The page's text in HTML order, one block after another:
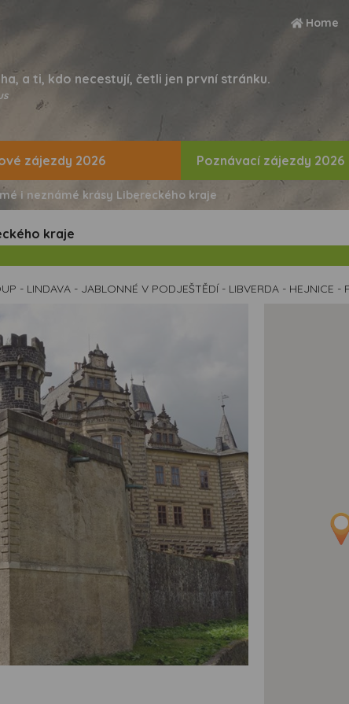
Home
a ti, kdo necestují, četli jen první stránku.
i neznámé krásy Libereckého kraje
zájezdy 2026 Poznávací zájezdy 2026
kraje
- LINDAVA - JABLONNÉ V PODJEŠTĚDÍ - LIBVERDA - HEJNICE -